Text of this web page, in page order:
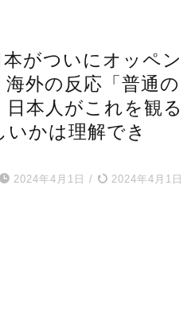
本がついにオッペン
外の反応「普通の
本人がこれを観る
かは理解でき
2024年4月1日 / 2024年4月1日